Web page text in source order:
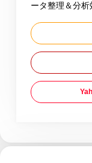
ータ整理＆分